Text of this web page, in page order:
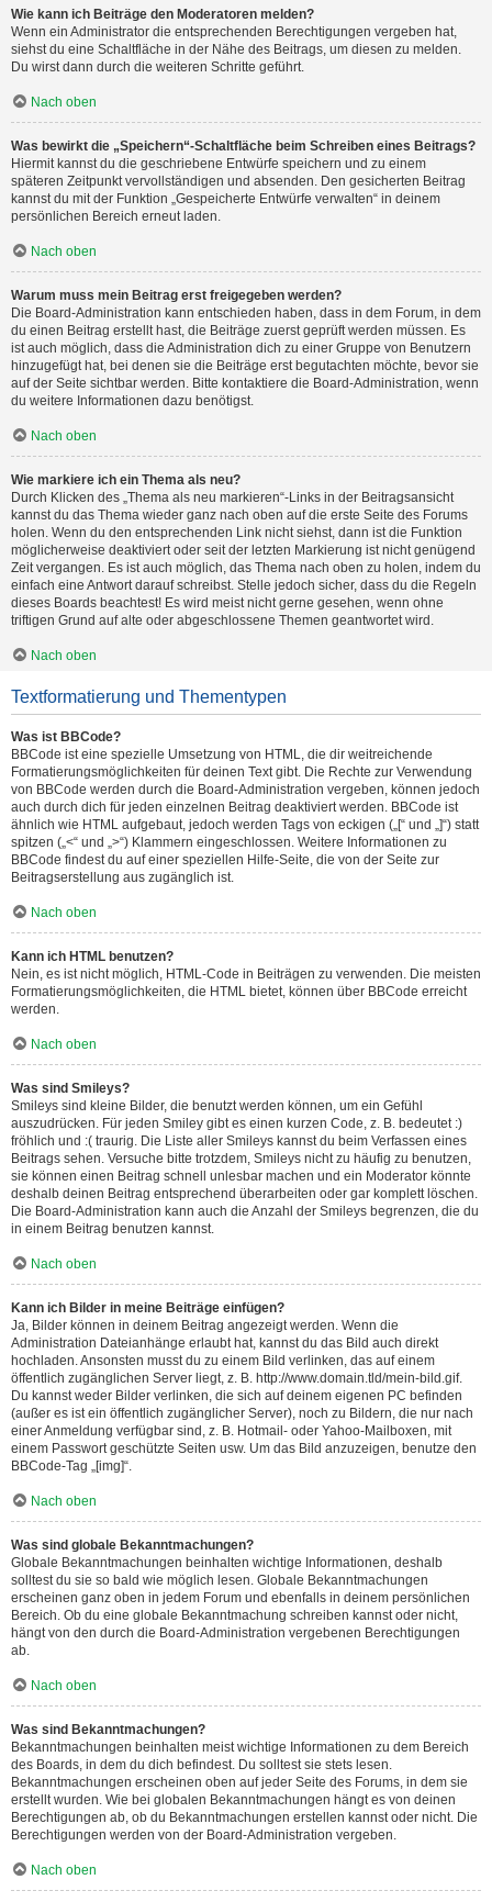
Wie kann ich Beiträge den Moderatoren melden?
Wenn ein Administrator die entsprechenden Berechtigungen vergeben hat,
siehst du eine Schaltfläche in der Nähe des Beitrags, um diesen zu melden.
Du wirst dann durch die weiteren Schritte geführt.
Nach oben
Was bewirkt die „Speichern“-Schaltfläche beim Schreiben eines Beitrags?
Hiermit kannst du die geschriebene Entwürfe speichern und zu einem
späteren Zeitpunkt vervollständigen und absenden. Den gesicherten Beitrag
kannst du mit der Funktion „Gespeicherte Entwürfe verwalten“ in deinem
persönlichen Bereich erneut laden.
Nach oben
Warum muss mein Beitrag erst freigegeben werden?
Die Board-Administration kann entschieden haben, dass in dem Forum, in dem
du einen Beitrag erstellt hast, die Beiträge zuerst geprüft werden müssen. Es
ist auch möglich, dass die Administration dich zu einer Gruppe von Benutzern
hinzugefügt hat, bei denen sie die Beiträge erst begutachten möchte, bevor sie
auf der Seite sichtbar werden. Bitte kontaktiere die Board-Administration, wenn
du weitere Informationen dazu benötigst.
Nach oben
Wie markiere ich ein Thema als neu?
Durch Klicken des „Thema als neu markieren“-Links in der Beitragsansicht
kannst du das Thema wieder ganz nach oben auf die erste Seite des Forums
holen. Wenn du den entsprechenden Link nicht siehst, dann ist die Funktion
möglicherweise deaktiviert oder seit der letzten Markierung ist nicht genügend
Zeit vergangen. Es ist auch möglich, das Thema nach oben zu holen, indem du
einfach eine Antwort darauf schreibst. Stelle jedoch sicher, dass du die Regeln
dieses Boards beachtest! Es wird meist nicht gerne gesehen, wenn ohne
triftigen Grund auf alte oder abgeschlossene Themen geantwortet wird.
Nach oben
Textformatierung und Thementypen
Was ist BBCode?
BBCode ist eine spezielle Umsetzung von HTML, die dir weitreichende
Formatierungsmöglichkeiten für deinen Text gibt. Die Rechte zur Verwendung
von BBCode werden durch die Board-Administration vergeben, können jedoch
auch durch dich für jeden einzelnen Beitrag deaktiviert werden. BBCode ist
ähnlich wie HTML aufgebaut, jedoch werden Tags von eckigen („[“ und „]“) statt
spitzen („<“ und „>“) Klammern eingeschlossen. Weitere Informationen zu
BBCode findest du auf einer speziellen Hilfe-Seite, die von der Seite zur
Beitragserstellung aus zugänglich ist.
Nach oben
Kann ich HTML benutzen?
Nein, es ist nicht möglich, HTML-Code in Beiträgen zu verwenden. Die meisten
Formatierungsmöglichkeiten, die HTML bietet, können über BBCode erreicht
werden.
Nach oben
Was sind Smileys?
Smileys sind kleine Bilder, die benutzt werden können, um ein Gefühl
auszudrücken. Für jeden Smiley gibt es einen kurzen Code, z. B. bedeutet :)
fröhlich und :( traurig. Die Liste aller Smileys kannst du beim Verfassen eines
Beitrags sehen. Versuche bitte trotzdem, Smileys nicht zu häufig zu benutzen,
sie können einen Beitrag schnell unlesbar machen und ein Moderator könnte
deshalb deinen Beitrag entsprechend überarbeiten oder gar komplett löschen.
Die Board-Administration kann auch die Anzahl der Smileys begrenzen, die du
in einem Beitrag benutzen kannst.
Nach oben
Kann ich Bilder in meine Beiträge einfügen?
Ja, Bilder können in deinem Beitrag angezeigt werden. Wenn die
Administration Dateianhänge erlaubt hat, kannst du das Bild auch direkt
hochladen. Ansonsten musst du zu einem Bild verlinken, das auf einem
öffentlich zugänglichen Server liegt, z. B. http://www.domain.tld/mein-bild.gif.
Du kannst weder Bilder verlinken, die sich auf deinem eigenen PC befinden
(außer es ist ein öffentlich zugänglicher Server), noch zu Bildern, die nur nach
einer Anmeldung verfügbar sind, z. B. Hotmail- oder Yahoo-Mailboxen, mit
einem Passwort geschützte Seiten usw. Um das Bild anzuzeigen, benutze den
BBCode-Tag „[img]“.
Nach oben
Was sind globale Bekanntmachungen?
Globale Bekanntmachungen beinhalten wichtige Informationen, deshalb
solltest du sie so bald wie möglich lesen. Globale Bekanntmachungen
erscheinen ganz oben in jedem Forum und ebenfalls in deinem persönlichen
Bereich. Ob du eine globale Bekanntmachung schreiben kannst oder nicht,
hängt von den durch die Board-Administration vergebenen Berechtigungen
ab.
Nach oben
Was sind Bekanntmachungen?
Bekanntmachungen beinhalten meist wichtige Informationen zu dem Bereich
des Boards, in dem du dich befindest. Du solltest sie stets lesen.
Bekanntmachungen erscheinen oben auf jeder Seite des Forums, in dem sie
erstellt wurden. Wie bei globalen Bekanntmachungen hängt es von deinen
Berechtigungen ab, ob du Bekanntmachungen erstellen kannst oder nicht. Die
Berechtigungen werden von der Board-Administration vergeben.
Nach oben